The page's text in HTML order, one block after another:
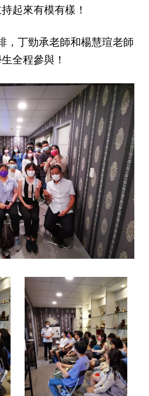
起來有模有樣！
，丁勁承老師和楊慧瑄老師
全程參與！